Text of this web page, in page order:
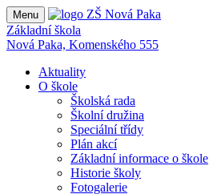
Menu
Základní škola
Nová Paka, Komenského 555
Aktuality
O škole
Školská rada
Školní družina
Speciální třídy
Plán akcí
Základní informace o škole
Historie školy
Fotogalerie